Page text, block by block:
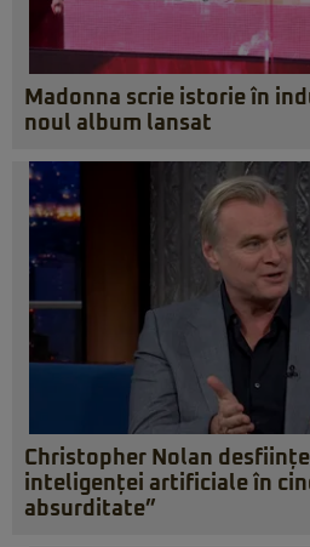
Madonna scrie istorie în
noul album lansat
Christopher Nolan
inteligenței artificiale în
absurditate”